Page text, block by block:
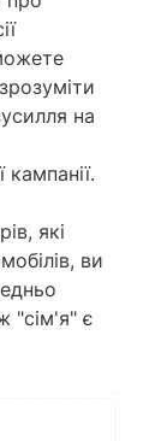
на
які
ви
"сім'я" є